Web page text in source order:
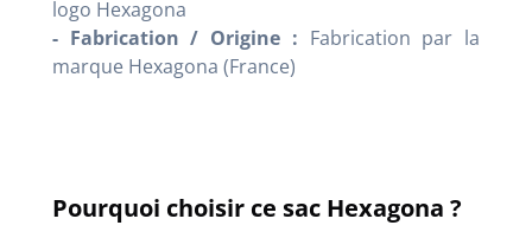
logo Hexagona
- Fabrication / Origine : Fabrication par la
marque Hexagona (France)
Pourquoi choisir ce sac Hexagona ?